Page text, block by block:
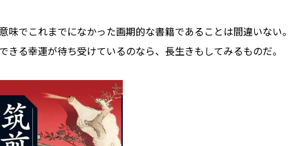
味でこれまでになかった画期的な書籍であることは間違いない。
きる幸運が待ち受けているのなら、長生きもしてみるものだ。